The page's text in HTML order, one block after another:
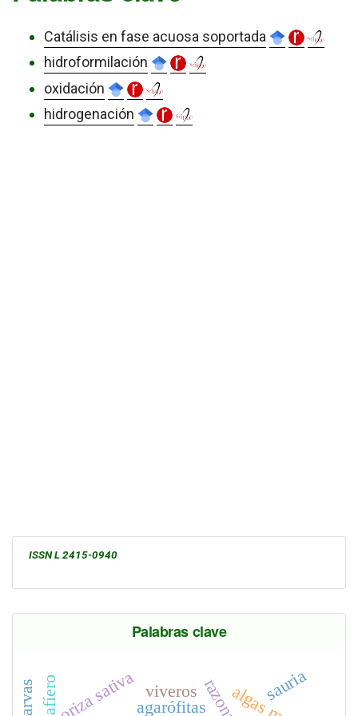
Catálisis en fase acuosa soportada
hidroformilación
oxidación
hidrogenación
ISSN L 2415-0940
Palabras clave
agarófitas
viveros sauria
oriza sativa